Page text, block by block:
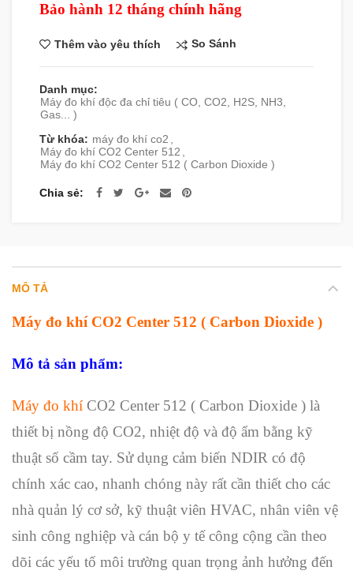
Bảo hành 12 tháng chính hãng
Thêm vào yêu thích So Sánh
Danh mục:
Máy đo khí độc đa chỉ tiêu ( CO, CO2, H2S, NH3,
Gas... )
Từ khóa: máy đo khí co2
Máy đo khí CO2 Center 512
Máy đo khí CO2 Center 512 ( Carbon Dioxide )
Chia sẻ
MÔ TẢ
Máy đo khí CO2 Center 512 ( Carbon Dioxide )
Mô tả sản phẩm:
Máy đo khí CO2 Center 512 ( Carbon Dioxide ) là
thiết bị nồng độ CO2, nhiệt độ và độ ẩm bằng kỹ
thuật số cầm tay. Sử dụng cảm biến NDIR có độ
chính xác cao, nhanh chóng này rất cần thiết cho các
nhà quản lý cơ sở, kỹ thuật viên HVAC, nhân viên vệ
sinh công nghiệp và cán bộ y tế công cộng cần theo
dõi các yếu tố môi trường quan trọng ảnh hưởng đến